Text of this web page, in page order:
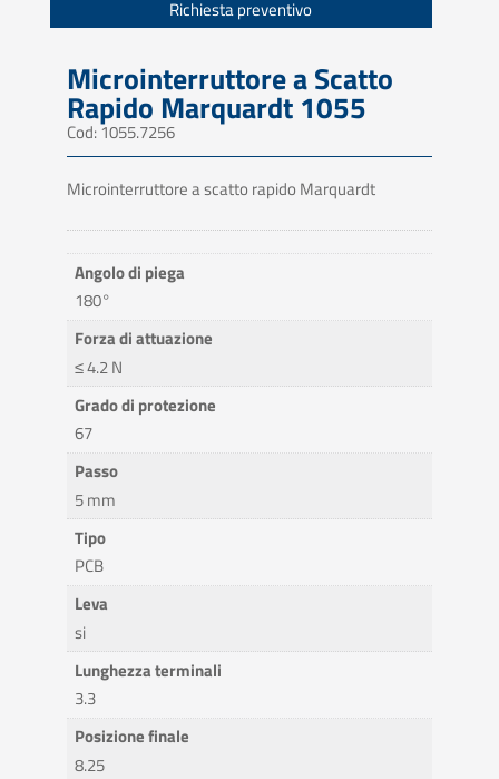
Richiesta preventivo
Microinterruttore a Scatto
Rapido Marquardt 1055
Cod: 1055.7256
Microinterruttore a scatto rapido Marquardt
Angolo di piega
180°
Forza di attuazione
≤ 4.2 N
Grado di protezione
67
Passo
5 mm
Tipo
PCB
Leva
si
Lunghezza terminali
3.3
Posizione finale
8.25